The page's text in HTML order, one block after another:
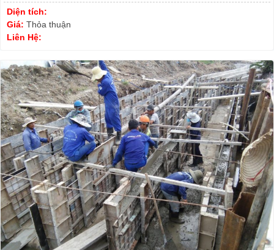
Diện tích:
Giá: Thỏa thuận
Liên Hệ: